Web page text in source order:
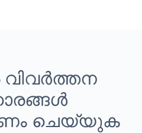
ചെയ്യുക